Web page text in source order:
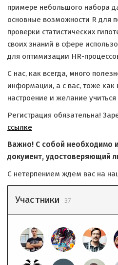
примере небольшого набора
основные возможности R для
проверки статистических
своих знаний в сфере
для оптимизации HR-
С нас, как всегда, много
информации, а с вас, тоже как
настроение и желание учиться
Регистрация обязательна!
ссылке
Важно! С собой необходимо
документ, удостоверяющий
С нетерпением ждем вас на
Участники 37